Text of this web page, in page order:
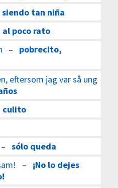
siendo tan niña
al poco rato
– pobrecito,
eftersom jag var så ung
culito
sólo queda
– ¡No lo dejes